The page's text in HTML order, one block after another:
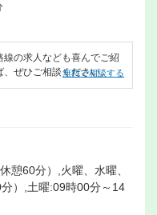
線の求人なども喜んでご紹
ぜひご相談ください。
無料で相談する
憩60分）,火曜、水曜、
）,土曜:09時00分～14